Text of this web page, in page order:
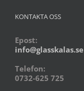
KONTAKTA OSS
Epost:
info@glasskalas.se
Telefon:
0732-625 725